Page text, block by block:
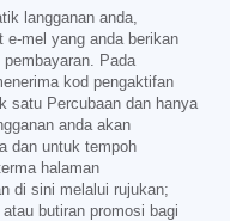
langganan anda,
e-mel yang anda berikan
Pada
kod pengaktifan
satu Percubaan dan hanya
anda akan
dan untuk tempoh
halaman
di sini melalui rujukan;
butiran promosi bagi